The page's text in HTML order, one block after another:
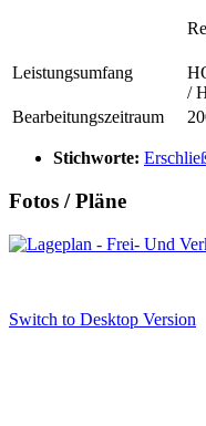
Leistungsumfang
/
Bearbeitungszeitraum
Stichworte:
Fotos / Pläne
Switch to Desktop Version